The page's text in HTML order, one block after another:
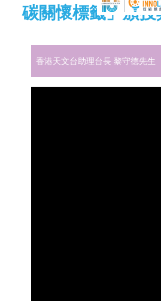
碳關懷標籤」頒
香港天文台助理台長 黎守德先生